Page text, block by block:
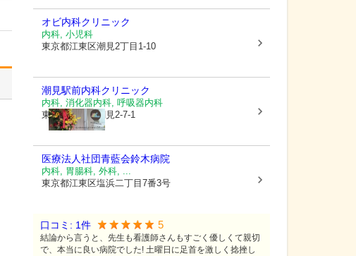
オビ内科クリニック
内科, 小児科
東京都江東区潮見2丁目1-10
潮見駅前内科クリニック
内科, 消化器内科, 呼吸器内科
東京都江東区潮見2-7-1
医療法人社団青藍会鈴木病院
内科, 胃腸科, 外科, ...
東京都江東区塩浜二丁目7番3号
口コミ: 1件 5
結論から言うと、先生も看護師さんもすごく優しくて親切
で、本当に良い病院でした! 土曜日に足首を激しく捻挫し